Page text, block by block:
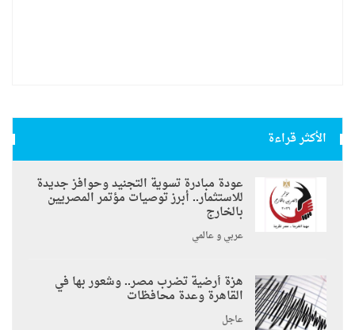
الأكثر قراءة
عودة مبادرة تسوية التجنيد وحوافز جديدة
للاستثمار.. أبرز توصيات مؤتمر المصريين
بالخارج
عربي و عالمي
هزة أرضية تضرب مصر.. وشعور بها في
القاهرة وعدة محافظات
عاجل